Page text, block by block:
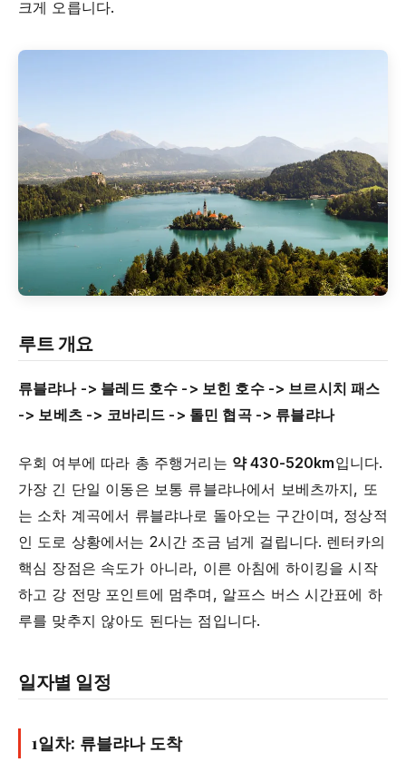
크게 오릅니다.
루트 개요
류블랴나 -> 블레드 호수 -> 보힌 호수 -> 브르시치 패스
-> 보베츠 -> 코바리드 -> 톨민 협곡 -> 류블랴나
우회 여부에 따라 총 주행거리는 약 430-520km입니다.
가장 긴 단일 이동은 보통 류블랴나에서 보베츠까지, 또
는 소차 계곡에서 류블랴나로 돌아오는 구간이며, 정상적
인 도로 상황에서는 2시간 조금 넘게 걸립니다. 렌터카의
핵심 장점은 속도가 아니라, 이른 아침에 하이킹을 시작
하고 강 전망 포인트에 멈추며, 알프스 버스 시간표에 하
루를 맞추지 않아도 된다는 점입니다.
일자별 일정
1일차: 류블랴나 도착